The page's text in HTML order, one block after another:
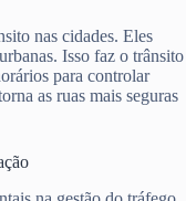
nas cidades. Eles
Isso faz o trânsito
para controlar
as ruas mais seguras